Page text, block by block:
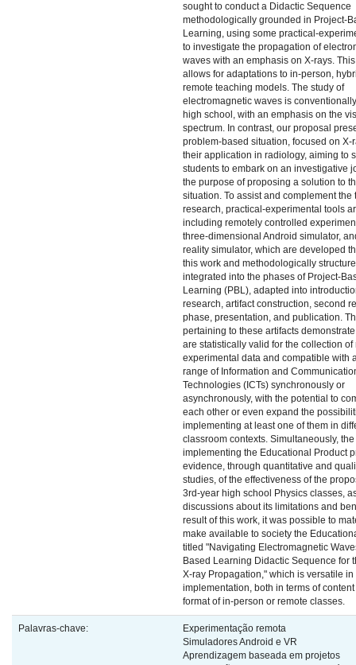
sought to conduct a Didactic Sequence
methodologically grounded in Project-
Learning, using some practical-
to investigate the propagation of
waves with an emphasis on X-rays.
allows for adaptations to in-person,
remote teaching models. The study of
electromagnetic waves is
high school, with an emphasis on the
spectrum. In contrast, our proposal
problem-based situation, focused on X-
their application in radiology, aiming to
students to embark on an investigative
the purpose of proposing a solution to
situation. To assist and complement the
research, practical-experimental tools
including remotely controlled
three-dimensional Android simulator,
reality simulator, which are developed
this work and methodologically
integrated into the phases of Project-
Learning (PBL), adapted into
research, artifact construction, second
phase, presentation, and publication.
pertaining to these artifacts
are statistically valid for the collection of
experimental data and compatible with
range of Information and
Technologies (ICTs) synchronously or
asynchronously, with the potential to
each other or even expand the
implementing at least one of them in
classroom contexts. Simultaneously,
implementing the Educational Product
evidence, through quantitative and
studies, of the effectiveness of the
3rd-year high school Physics classes,
discussions about its limitations and
result of this work, it was possible to
make available to society the
titled "Navigating Electromagnetic
Based Learning Didactic Sequence for
X-ray Propagation," which is versatile in
implementation, both in terms of
format of in-person or remote classes.
Palavras-chave:
Experimentação remota
Simuladores Android e VR
Aprendizagem baseada em projetos